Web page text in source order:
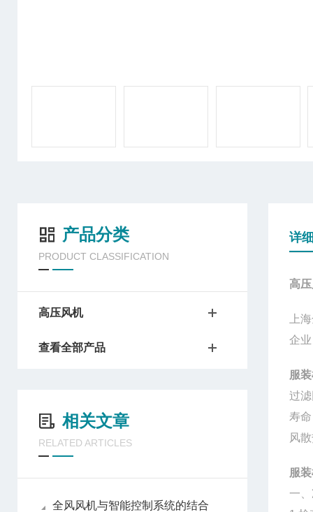
产品分类
PRODUCT CLASSIFICATION
高压风机
查看全部产品
相关文章
RELATED ARTICLES
全风风机与智能控制系统的结合
详
高
上
企
服
过
寿
风
服
一